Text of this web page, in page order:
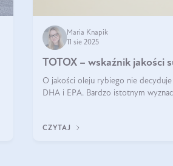
Maria Knapik
11 sie 2025
TOTOX – wskaźnik jakości
O jakości oleju rybiego nie decyduje
DHA i EPA. Bardzo istotnym
CZYTAJ